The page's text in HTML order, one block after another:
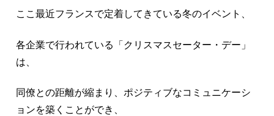
ここ最近フランスで定着してきている冬のイベント、
各企業で行われている「クリスマスセーター・デー」
は、
同僚との距離が縮まり、ポジティブなコミュニケーシ
ョンを築くことができ、